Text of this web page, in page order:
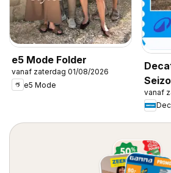
e5 Mode Folder
vanaf zaterdag 01/08/2026
e5 Mode
vanaf